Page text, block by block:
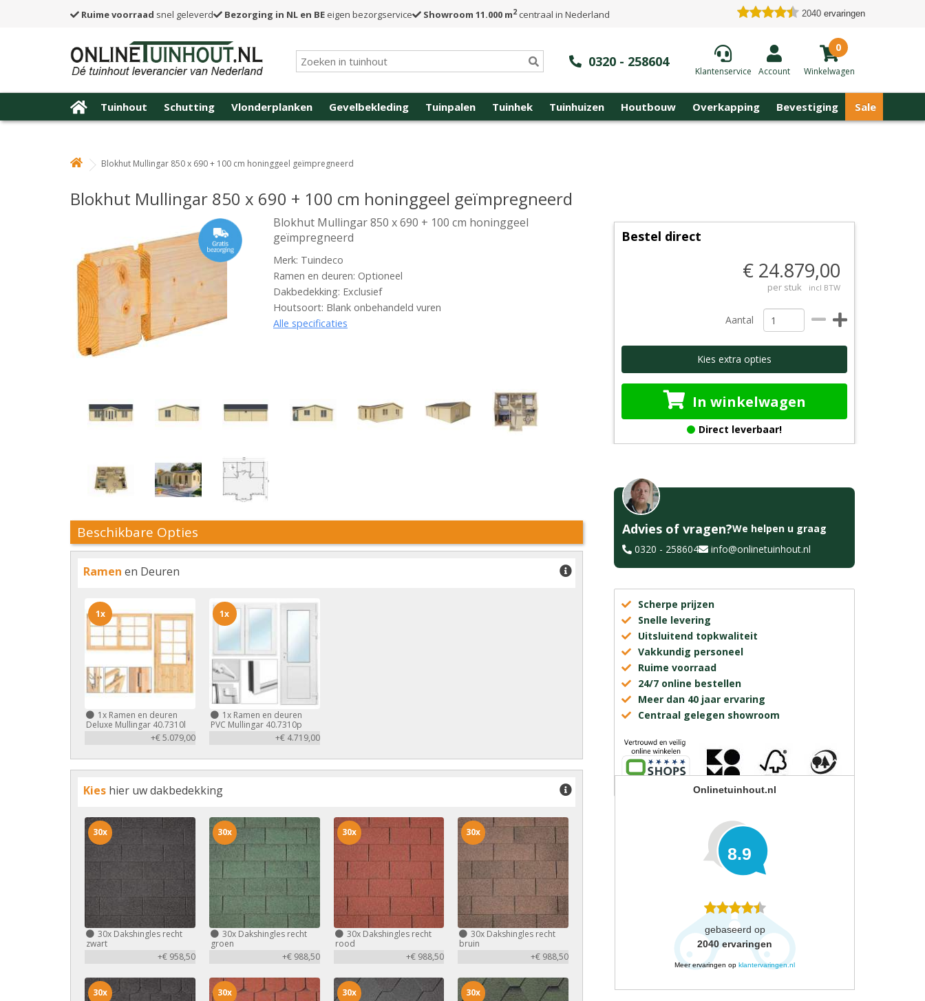
Ruime voorraad snel geleverd Bezorging in NL en BE eigen bezorgservice Showroom 11.000 m2centraal in Nederland 2040 ervaringen
0320 - 258604
Klantenservice Account
0
Winkelwagen
Tuinhout Schutting Vlonderplanken Gevelbekleding Tuinpalen Tuinhek Tuinhuizen Houtbouw Overkapping Bevestiging Sale
Blokhut Mullingar 850 x 690 + 100 cm honinggeel geïmpregneerd
Blokhut Mullingar 850 x 690 + 100 cm honinggeel geïmpregneerd
Blokhut Mullingar 850 x 690 + 100 cm honinggeel
geïmpregneerd
Merk: Tuindeco
Ramen en deuren: Optioneel
Dakbedekking: Exclusief
Houtsoort: Blank onbehandeld vuren
Alle specificaties
Beschikbare Opties
Ramen en Deuren
1x Ramen en deuren
Deluxe Mullingar 40.7310l
+€ 5.079,00
1x
1xRamen en deuren
PVC Mullingar 40.7310p
+€ 4.719,00
1x
Kies hier uw dakbedekking
30x Dakshingles recht
zwart
+€ 958,50
30x
30xDakshingles recht
groen
+€ 988,50
30x
30xDakshingles recht
rood
+€ 988,50
30x
30x Dakshingles recht
bruin
+€ 988,50
30x
30x 30x 30x 30x
Bestel direct
€ 24.879,00
per stuk incl BTW
Aantal
Kies extra opties
In winkelwagen
Direct leverbaar!
Advies of vragen?We helpen u graag
0320 - 258604
info@onlinetuinhout.nl
Scherpe prijzen
Snelle levering
Uitsluitend topkwaliteit
Vakkundig personeel
Ruime voorraad
24/7 online bestellen
Meer dan 40 jaar ervaring
Centraal gelegen showroom
Onlinetuinhout.nl
8.9
gebaseerd op
2040 ervaringen
Meer ervaringen op klantervaringen.nl